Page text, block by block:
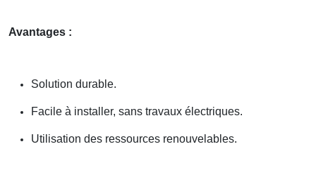
Avantages :
Solution durable.
Facile à installer, sans travaux électriques.
Utilisation des ressources renouvelables.